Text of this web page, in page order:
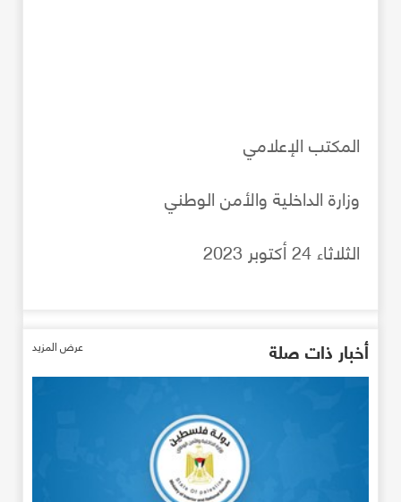
المكتب الإعلامي
وزارة الداخلية والأمن الوطني
الثلاثاء 24 أكتوبر 2023
أخبار ذات صلة عرض المزيد